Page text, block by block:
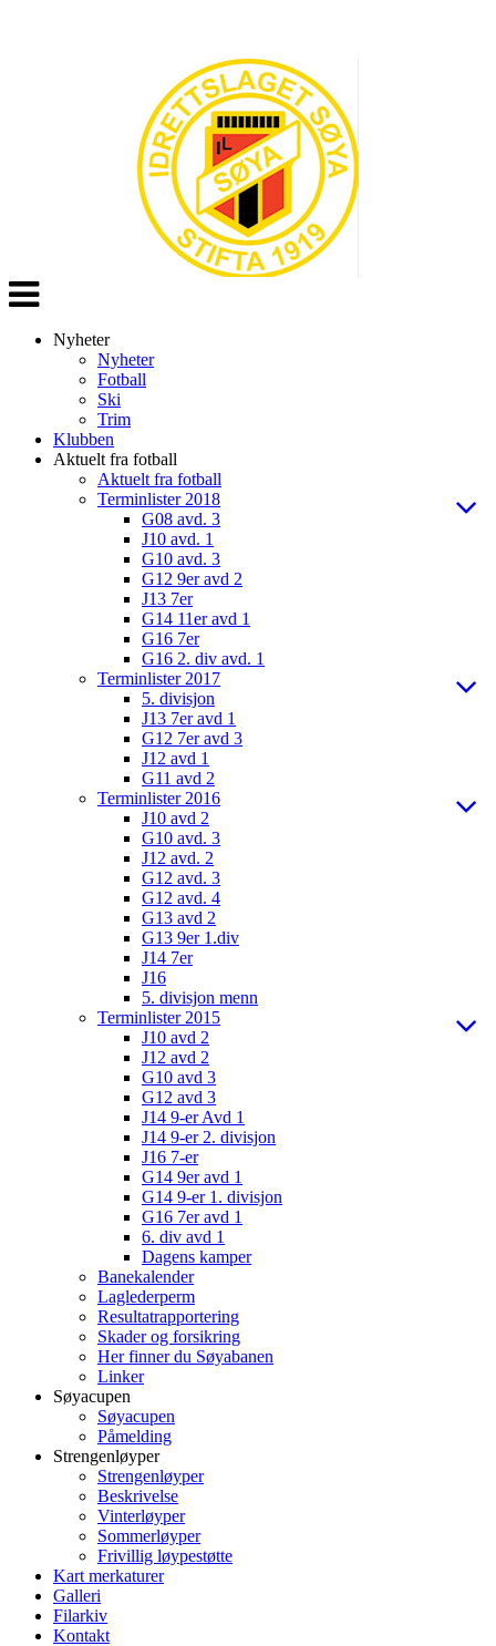
Veksle
navigasjon
Nyheter
Nyheter
Fotball
Ski
Trim
Klubben
Aktuelt fra fotball
Aktuelt fra fotball
Terminlister 2018
G08 avd. 3
J10 avd. 1
G10 avd. 3
G12 9er avd 2
J13 7er
G14 11er avd 1
G16 7er
G16 2. div avd. 1
Terminlister 2017
5. divisjon
J13 7er avd 1
G12 7er avd 3
J12 avd 1
G11 avd 2
Terminlister 2016
J10 avd 2
G10 avd. 3
J12 avd. 2
G12 avd. 3
G12 avd. 4
G13 avd 2
G13 9er 1.div
J14 7er
J16
5. divisjon menn
Terminlister 2015
J10 avd 2
J12 avd 2
G10 avd 3
G12 avd 3
J14 9-er Avd 1
J14 9-er 2. divisjon
J16 7-er
G14 9er avd 1
G14 9-er 1. divisjon
G16 7er avd 1
6. div avd 1
Dagens kamper
Banekalender
Laglederperm
Resultatrapportering
Skader og forsikring
Her finner du Søyabanen
Linker
Søyacupen
Søyacupen
Påmelding
Strengenløyper
Strengenløyper
Beskrivelse
Vinterløyper
Sommerløyper
Frivillig løypestøtte
Kart merkaturer
Galleri
Filarkiv
Kontakt